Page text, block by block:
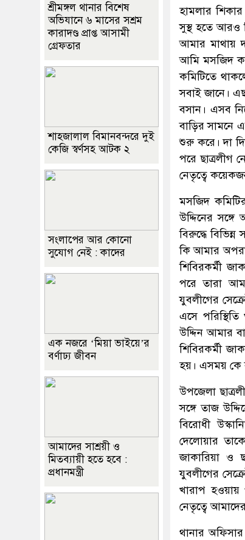
হামলার
সুস্থ হতে আরও
আমার মাথায়
আমি মসজিদ
কমিটিতে
সবাই জানে।
বসান। এসব
বাড়ির সামনে
শুরু করে। দা
পরে ছাত্রলীগ
নেতৃত্বে
মসজিদ
উদ্দিনের
বিরুদ্ধে
কি আমার
শিবিরকর্মী
পরে তারা
যুবলীগের
এসে
উদ্দিন আমার
শিবিরকর্মী
হয়। এসময় কে
উপজেলা
সঙ্গে তাজ
বিরোধী
দেলোয়ার
জাকারিয়া ও
যুবলীগের
খারাপ
নেতৃত্বে
থানার
শ্রীমঙ্গল থানার বিশেষ
অভিযানে ৬ মাসের সশ্রম
কারাদণ্ড প্রাপ্ত আসামী
গ্রেফতার
শাহজালাল বিমানবন্দরে দুই
কেজি স্বর্ণসহ আটক ২
সংলাপের আর কোনো
সুযোগ নেই : কাদের
এক নজরে ‘মিয়া ভাইয়ে’র
বর্ণাঢ্য জীবন
আমাদের সাশ্রয়ী ও
মিতব্যায়ী হতে হবে :
প্রধানমন্ত্রী